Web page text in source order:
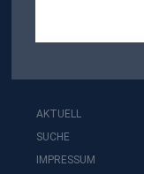
AKTUELL
SUCHE
IMPRESSUM